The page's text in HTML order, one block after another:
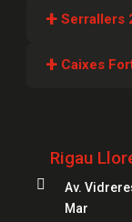
+ Serrallers
Serrallers
Serrallers
Serrallers
+ Caixes
Caixes
Caixes
Rigau

Av.
Mar